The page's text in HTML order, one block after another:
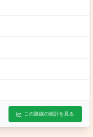
この路線の統計を見る